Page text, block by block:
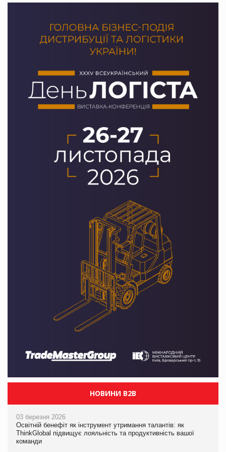
НОВИНИ B2B
03 березня 2026
Освітній бенефіт як інструмент утримання талантів: як
ThinkGlobal підвищує лояльність та продуктивність вашої
команди